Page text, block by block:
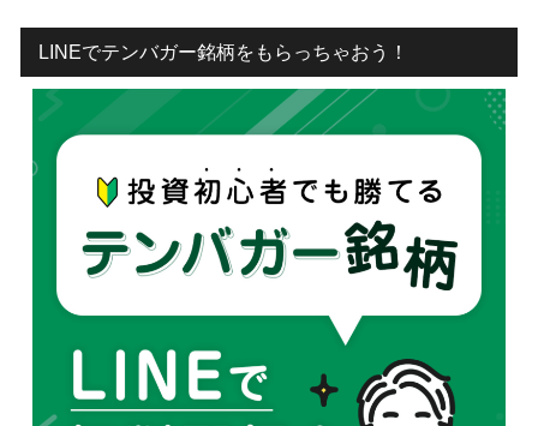
LINEでテンバガー銘柄をもらっちゃおう！